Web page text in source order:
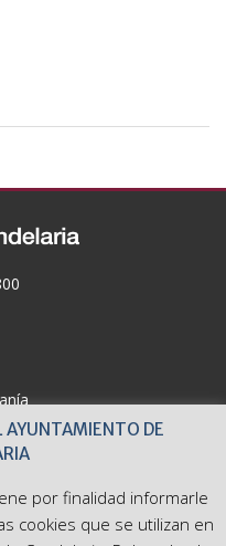
AYUNTAMIENTO DE
por finalidad informarle
cookies que se utilizan en